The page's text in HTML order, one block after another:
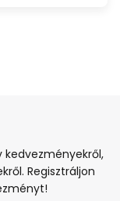
kedvezményekről,
Regisztráljon